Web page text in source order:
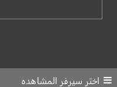
اختر سيرفر المشاهده